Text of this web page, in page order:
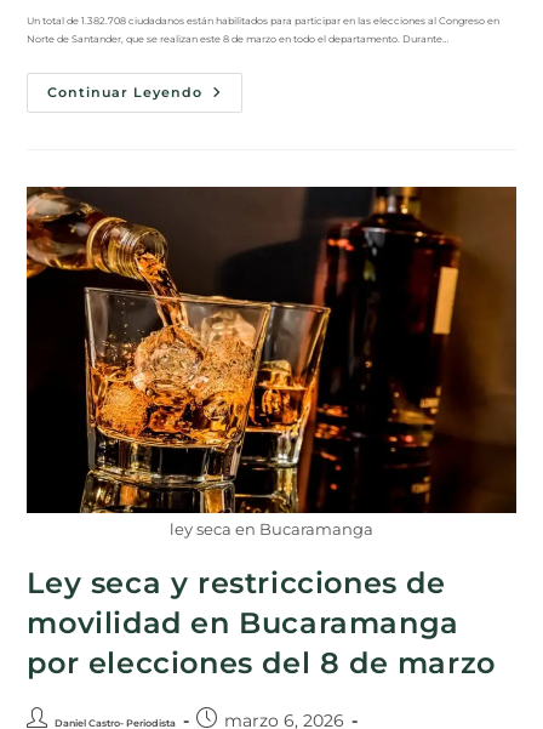
Un total de 1.382.708 ciudadanos están habilitados para participar en las elecciones al Congreso en
Norte de Santander, que se realizan este 8 de marzo en todo el departamento. Durante…
Continuar Leyendo
ley seca en Bucaramanga
Ley seca y restricciones de
movilidad en Bucaramanga
por elecciones del 8 de marzo
Daniel Castro- Periodista marzo 6, 2026